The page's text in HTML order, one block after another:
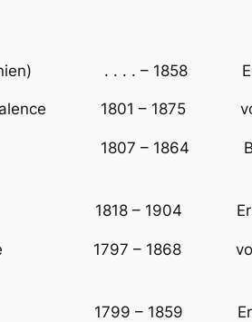
. . . . – 1858
Valence 1801 – 1875
1807 – 1864 Bischof
1818 – 1904
Marie 1797 – 1868
1799 – 1859